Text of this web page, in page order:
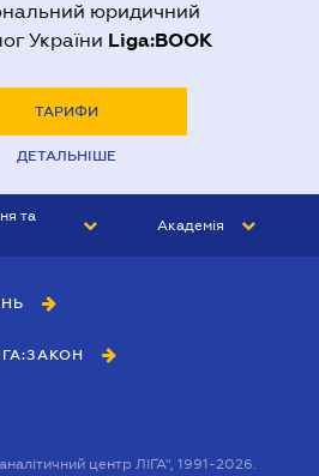
юридичний
України Liga:BOOK
ТАРИФИ
ДЕТАЛЬНІШЕ
та
Академія
центр ЛІГА", 1991-2026.